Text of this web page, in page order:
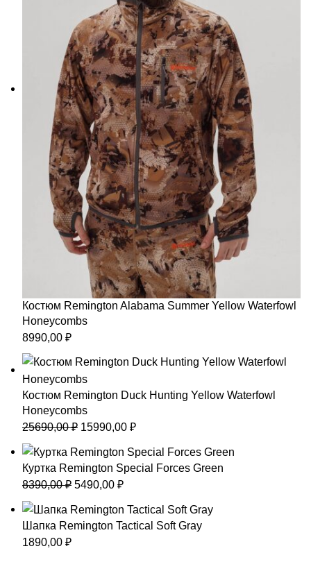
Костюм Remington Alabama Summer Yellow Waterfowl
Honeycombs
8990,00 ₽
Костюм Remington Duck Hunting Yellow Waterfowl
Honeycombs
25690,00₽ Первоначальная
составляла
25690,00 ₽.
15990,00 ₽Текущая
15990,00 ₽.
Куртка Remington Special Forces Green
8390,00₽ Первоначальная
составляла
5490,00 ₽Текущая
5490,00 ₽.
Шапка Remington Tactical Soft Gray
1890,00 ₽